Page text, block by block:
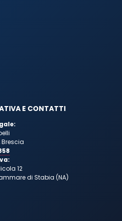
E CONTATTI
Brescia
12
di Stabia (NA)